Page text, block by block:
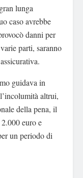
lunga
caso avrebbe
danni per
parti, saranno
guidava in
altrui,
della pena, il
euro e
un periodo di